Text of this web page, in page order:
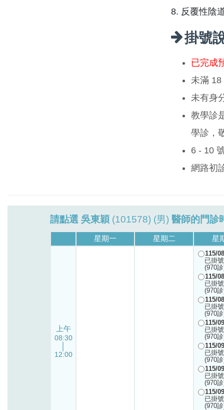
8. 反覆性陰
掛號
已完成
未滿 18
未有身
教學診
學診，
6 - 10
網路初